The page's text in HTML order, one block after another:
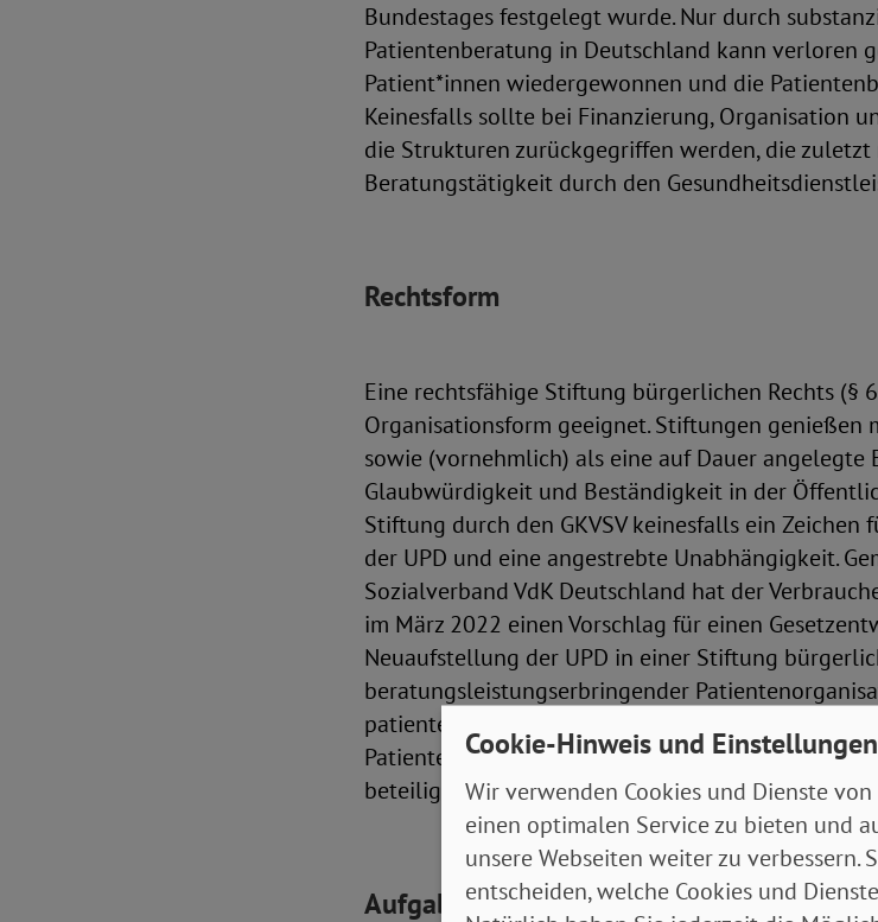
Bundestages festgelegt wurde. Nur durch
Patientenberatung in Deutschland kann verloren
Patient*innen wiedergewonnen und die
Keinesfalls sollte bei Finanzierung, Organisation
die Strukturen zurückgegriffen werden, die
Beratungstätigkeit durch den
Rechtsform
Eine rechtsfähige Stiftung bürgerlichen Rechts (§
Organisationsform geeignet. Stiftungen
sowie (vornehmlich) als eine auf Dauer angelegte
Glaubwürdigkeit und Beständigkeit in der
Stiftung durch den GKVSV keinesfalls ein
der UPD und eine angestrebte Unabhängigkeit.
Sozialverband VdK Deutschland hat der
im März 2022 einen Vorschlag für einen
Neuaufstellung der UPD in einer Stiftung
beratungsleistungserbringender
patientenorientierte Ausgestaltung der neuen
Patientenorganisationen an dem
beteiligen.
Aufgaben der Stiftung
Cookie-Hinweis und Einstellungen
Wir verwenden Cookies und Dienste
einen optimalen Service zu bieten und
unsere Webseiten weiter zu verbessern.
entscheiden, welche Cookies und